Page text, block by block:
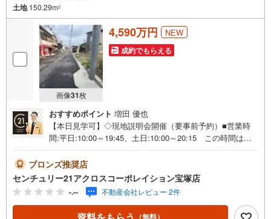
土地150.29m2
画像31枚
4,590万円 NEW
成約でもらえる
おすすめポイント 増田 優也
【本日見学可】◇現地説明会開催（要事前予約）■営業時
間:平日:10:00～19:45、土日:10:00～20:15 この時間はお
「宝塚南口」駅より徒歩8分で通勤通学に便利。150.29平米
の広々とした整形地です。＝＝＝＝＝センチュリー21アク
ロスグループの3つの特徴＝＝＝＝＝＝■センチュリー21グ
ループで28年連続No.1（1997年～2024年兵庫地区仲介実
績） 西宮・尼崎・伊丹・宝塚にて8店舗展開中。阪神間で
ブロンズ推奨店
センチュリー21アクロスコーポレイション宝塚店
-.-- 不動産会社レビュー 2件
（無料）